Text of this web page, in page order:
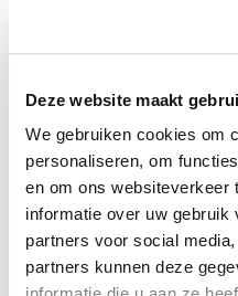
Deze website maakt
We gebruiken cookies om
personaliseren, om
en om ons websiteverkeer
informatie over uw gebruik
partners voor social
partners kunnen deze
praktijkcases met
KODANI-handleiding; •
Praktijkgericht
binnen uiteenlopende
rol speelt, zoals
Bedrijfskunde MER,
Logistiek en Economie
Vormgeving.